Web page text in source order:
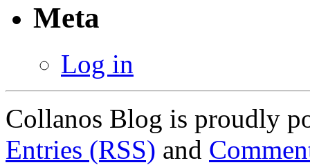
Meta
Log in
Collanos Blog is proudly
Entries (RSS) and